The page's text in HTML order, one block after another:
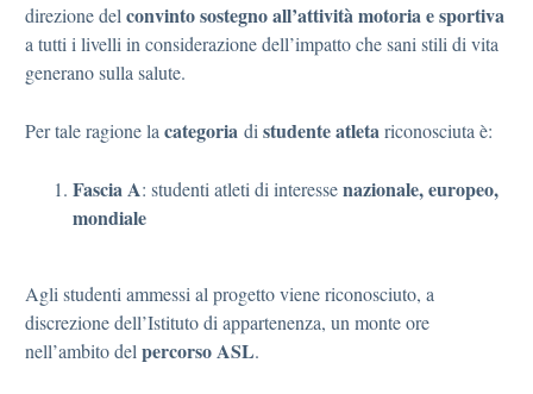
direzione del convinto sostegno all’attività motoria e sportiva
a tutti i livelli in considerazione dell’impatto che sani stili di vita
generano sulla salute.
Per tale ragione la categoria di studente atletariconosciuta è:
Fascia A: studenti atleti di interessenazionale, europeo,
mondiale
Agli studenti ammessi al progetto viene riconosciuto, a
discrezione dell’Istituto di appartenenza, un monte ore
nell’ambito del percorso ASL.